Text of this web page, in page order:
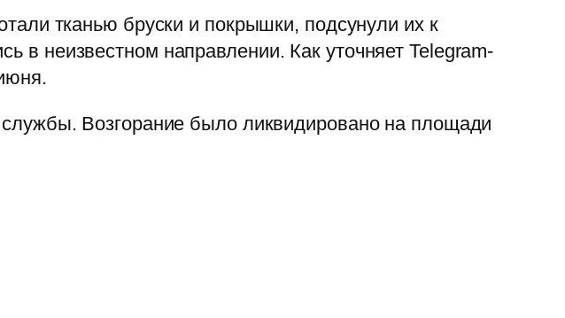
тканью бруски и покрышки, подсунули их к
неизвестном направлении. Как уточняет Telegram-
Возгорание было ликвидировано на площади